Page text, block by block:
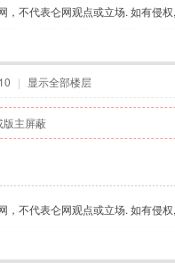
，不代表仑网观点或立场. 如有侵
| 显示全部楼层
版主屏蔽
，不代表仑网观点或立场. 如有侵